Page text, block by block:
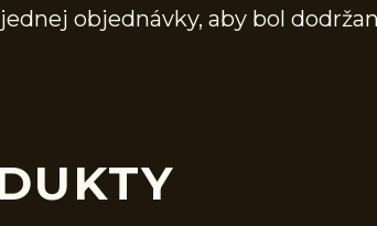
objednávky, aby bol